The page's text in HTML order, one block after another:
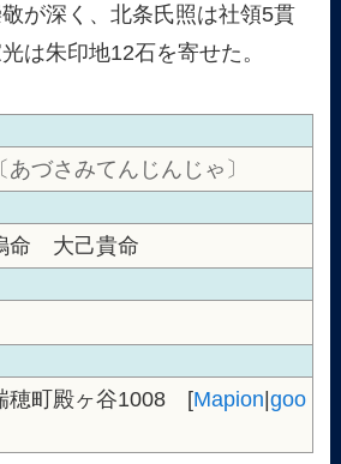
が深く、北条氏照は社領5貫
は朱印地12石を寄せた。
〔あづさみてんじんじゃ〕
命 大己貴命
穂町殿ヶ谷1008 [Mapion|goo